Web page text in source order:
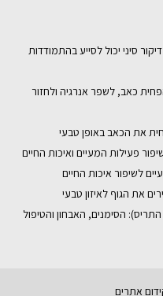
סיני יכול לסייע בהתמודדות
כאב, לשפר אנרגיה ולחזור
את הכאב באופן טבעי
פעילות המעיים ואיכות החיים
לשיפור איכות החיים
את הגוף לאיזון טבעי
הסימנים, האבחון והטיפול
אתרים